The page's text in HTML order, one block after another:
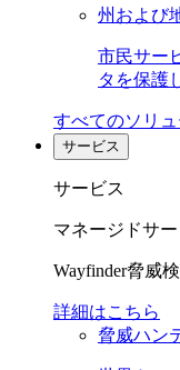
州および
市民サー
タを保護
すべてのソリ
サービス
サービス
マネージドサー
Wayfinder脅威
詳細はこちら
脅威ハン